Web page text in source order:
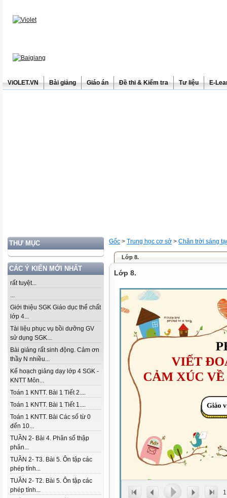
ViOLET.VN Bài giảng Giáo án Đề thi & Kiểm tra Tư liệu E-
THƯ MỤC
CÁC Ý KIẾN MỚI NHẤT
rất tuyệt...
...
Giới thiệu SGK Giáo dục thể chất
lớp 4...
Tài liệu phục vụ bồi dưỡng GV
sử dụng SGK...
Bài giảng rất sinh động. Cảm ơn
thầy N nhiều...
Kế hoạch giảng dạy lớp 4 SGK -
KNTT Môn...
Toán 1 KNTT. Bài 1 Tiết 2....
Toán 1 KNTT. Bài 1 Tiết 1....
Toán 1 KNTT. Bài Các số từ 0
đến 10...
TUẦN 2- Bài 4. Phân số thập
phân...
TUẦN 2- T3. Bài 5. Ôn tập các
phép tính...
TUẦN 2- T2. Bài 5. Ôn tập các
phép tính...
Gốc > Trung học cơ sở > Chân trời sáng
Lớp 8.
Lớp 8.
1